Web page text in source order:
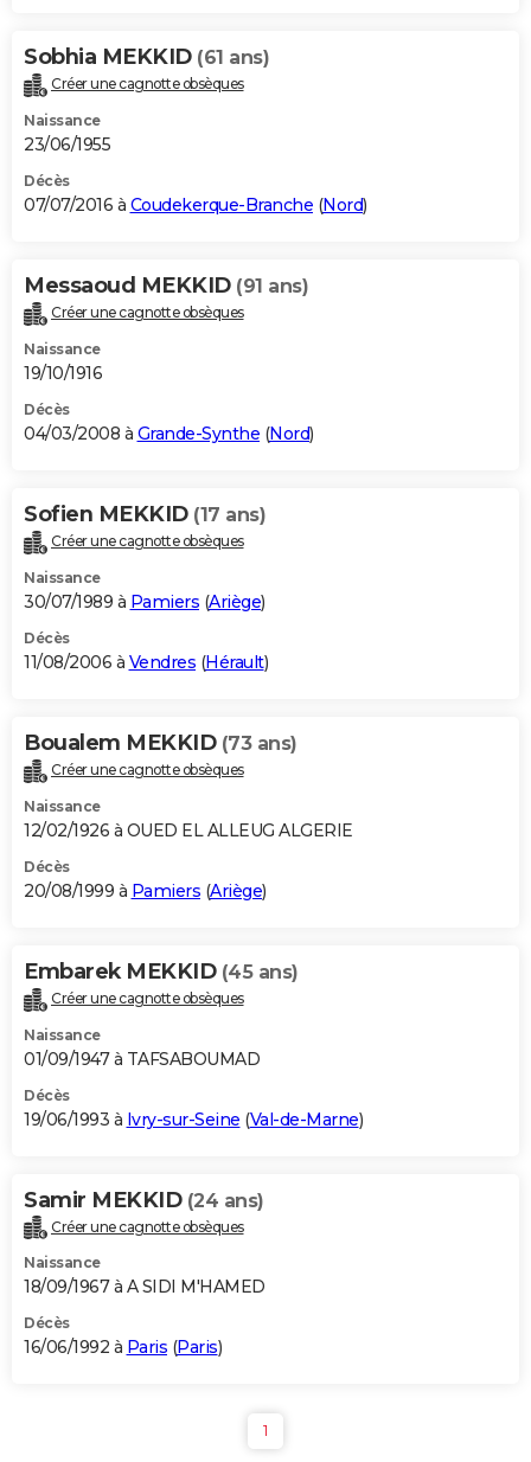
Sobhia MEKKID (61 ans)
Créer une cagnotte obsèques
Naissance
23/06/1955
Décès
07/07/2016 à Coudekerque-Branche (Nord)
Messaoud MEKKID (91 ans)
Créer une cagnotte obsèques
Naissance
19/10/1916
Décès
04/03/2008 à Grande-Synthe (Nord)
Sofien MEKKID (17 ans)
Créer une cagnotte obsèques
Naissance
30/07/1989 à Pamiers (Ariège)
Décès
11/08/2006 à Vendres (Hérault)
Boualem MEKKID (73 ans)
Créer une cagnotte obsèques
Naissance
12/02/1926 à OUED EL ALLEUG ALGERIE
Décès
20/08/1999 à Pamiers (Ariège)
Embarek MEKKID (45 ans)
Créer une cagnotte obsèques
Naissance
01/09/1947 à TAFSABOUMAD
Décès
19/06/1993 à Ivry-sur-Seine (Val-de-Marne)
Samir MEKKID (24 ans)
Créer une cagnotte obsèques
Naissance
18/09/1967 à A SIDI M'HAMED
Décès
16/06/1992 à Paris (Paris)
1